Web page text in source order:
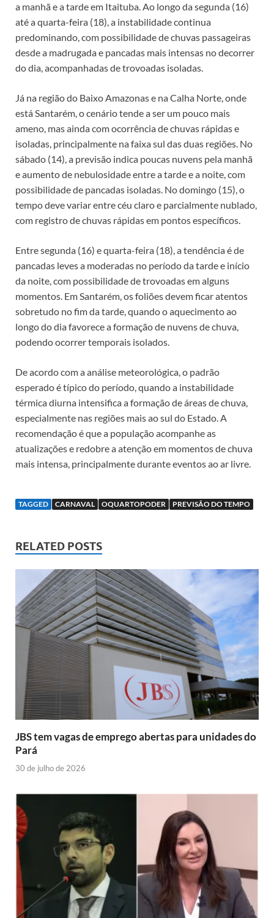
a manhã e a tarde em Itaituba. Ao longo da segunda (16)
até a quarta-feira (18), a instabilidade continua
predominando, com possibilidade de chuvas passageiras
desde a madrugada e pancadas mais intensas no decorrer
do dia, acompanhadas de trovoadas isoladas.
Já na região do Baixo Amazonas e na Calha Norte, onde
está Santarém, o cenário tende a ser um pouco mais
ameno, mas ainda com ocorrência de chuvas rápidas e
isoladas, principalmente na faixa sul das duas regiões. No
sábado (14), a previsão indica poucas nuvens pela manhã
e aumento de nebulosidade entre a tarde e a noite, com
possibilidade de pancadas isoladas. No domingo (15), o
tempo deve variar entre céu claro e parcialmente nublado,
com registro de chuvas rápidas em pontos específicos.
Entre segunda (16) e quarta-feira (18), a tendência é de
pancadas leves a moderadas no período da tarde e início
da noite, com possibilidade de trovoadas em alguns
momentos. Em Santarém, os foliões devem ficar atentos
sobretudo no fim da tarde, quando o aquecimento ao
longo do dia favorece a formação de nuvens de chuva,
podendo ocorrer temporais isolados.
De acordo com a análise meteorológica, o padrão
esperado é típico do período, quando a instabilidade
térmica diurna intensifica a formação de áreas de chuva,
especialmente nas regiões mais ao sul do Estado. A
recomendação é que a população acompanhe as
atualizações e redobre a atenção em momentos de chuva
mais intensa, principalmente durante eventos ao ar livre.
TAGGED CARNAVAL OQUARTOPODER PREVISÃO DO TEMPO
RELATED POSTS
JBS tem vagas de emprego abertas para unidades do
Pará
30 de julho de 2026